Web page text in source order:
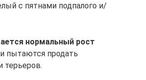
с пятнами подпалого и/
нормальный рост
пытаются продать
терьеров.